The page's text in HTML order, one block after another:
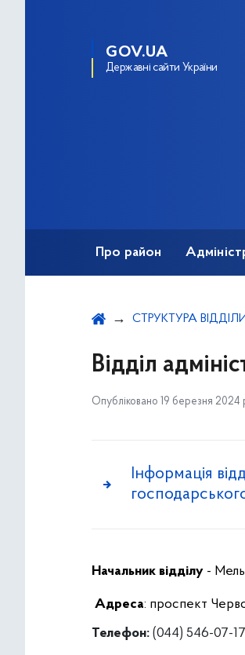
GOV.UA
Державні сайти України
Про район
СТРУКТУРА ВІДДІЛИ
Відділ
Опубліковано 19 березня 2024
Інформація
Начальник відділу -
Адреса: проспект
Телефон: (044) 546-07-17